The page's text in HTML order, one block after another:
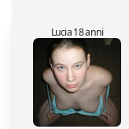
Lucia 18 anni